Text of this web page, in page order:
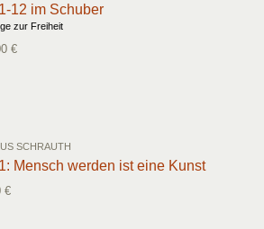
12 im Schuber
zur Freiheit
€
SCHRAUTH
Mensch werden ist eine Kunst
€